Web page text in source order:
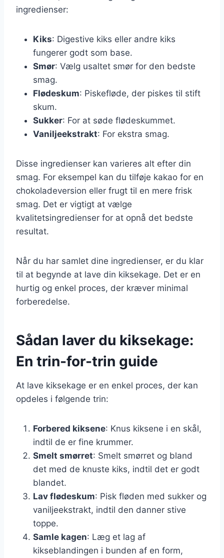
ingredienser:
Kiks: Digestive kiks eller andre kiks
fungerer godt som base.
Smør: Vælg usaltet smør for den bedste
smag.
Flødeskum: Piskefløde, der piskes til stift
skum.
Sukker: For at søde flødeskummet.
Vaniljeekstrakt: For ekstra smag.
Disse ingredienser kan varieres alt efter din
smag. For eksempel kan du tilføje kakao for en
chokoladeversion eller frugt til en mere frisk
smag. Det er vigtigt at vælge
kvalitetsingredienser for at opnå det bedste
resultat.
Når du har samlet dine ingredienser, er du klar
til at begynde at lave din kiksekage. Det er en
hurtig og enkel proces, der kræver minimal
forberedelse.
Sådan laver du kiksekage:
En trin-for-trin guide
At lave kiksekage er en enkel proces, der kan
opdeles i følgende trin:
Forbered kiksene: Knus kiksene i en skål,
indtil de er fine krummer.
Smelt smørret: Smelt smørret og bland
det med de knuste kiks, indtil det er godt
blandet.
Lav flødeskum: Pisk fløden med sukker og
vaniljeekstrakt, indtil den danner stive
toppe.
Samle kagen: Læg et lag af
kikseblandingen i bunden af en form,